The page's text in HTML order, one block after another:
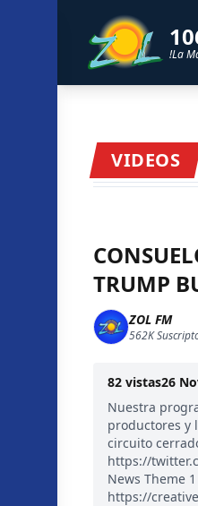
!La
VIDEOS
TRUMP
ZOL FM
562K
82 vistas26
Nuestra
productores y
circuito
https://
News Theme
https://